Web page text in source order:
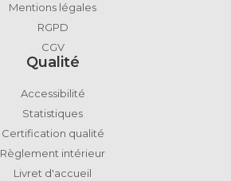
Mentions légales
RGPD
CGV
Qualité
Accessibilité
Statistiques
Certification qualité
Règlement intérieur
Livret d'accueil